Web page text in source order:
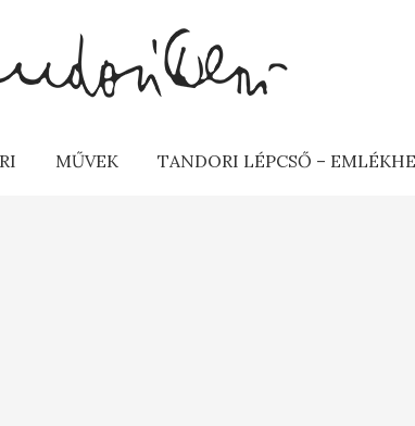
MŰVEK TANDORI LÉPCSŐ –